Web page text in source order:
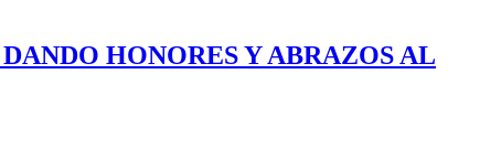
HONORES Y ABRAZOS AL